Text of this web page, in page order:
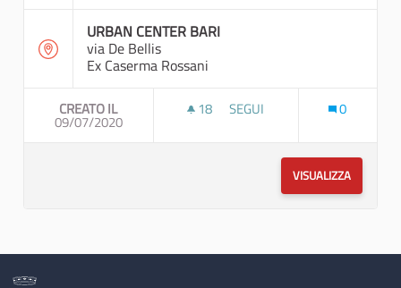
URBAN CENTER BARI
via De Bellis
Ex Caserma Rossani
CREATO IL
09/07/2020
18 18 SOSTENITORI
SEGUI 0
VISUALIZZA